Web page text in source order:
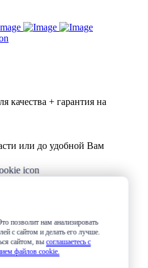
качества + гарантия на
или до удобной Вам
способом + возможность
разбить платеж на 4 части
с вами!
позволит нам анализировать
с сайтом и делать его лучше.
сайтом, высоглашаетесь с
файлов cookie.